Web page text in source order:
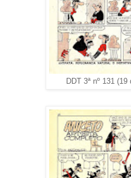
DDT 3ª nº 131